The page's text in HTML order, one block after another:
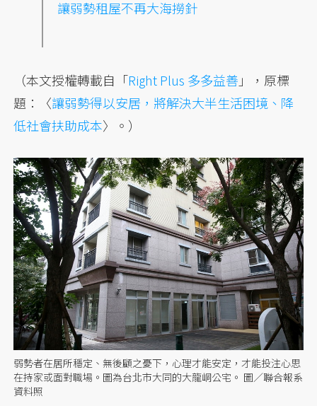
讓弱勢租屋不再大海撈針
（本文授權轉載自「Right Plus 多多益善 」，原標
題：〈讓弱勢得以安居，將解決大半生活困境、降
低社會扶助成本〉。）
弱勢者在居所穩定、無後顧之憂下，心理才能安定，才能投注心思
在持家或面對職場。圖為台北市大同的大龍峒公宅。 圖／聯合報系
資料照